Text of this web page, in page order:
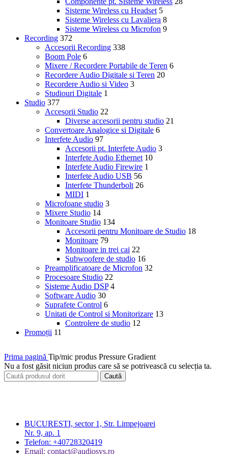
Sisteme Wireless cu Headset 5
Sisteme Wireless cu Lavaliera 8
Sisteme Wireless cu Microfon 9
Recording 372
Accesorii Recording 338
Boom Pole 6
Mixere / Recordere Portabile de Teren 6
Recordere Audio Digitale si Teren 20
Recordere Audio si Video 3
Studiouri Digitale 1
Studio 377
Accesorii Studio 22
Diverse accesorii pentru studio 21
Convertoare Analogice si Digitale 6
Interfete Audio 97
Accesorii pt. Interfete Audio 3
Interfete Audio Ethernet 10
Interfete Audio Firewire 1
Interfete Audio USB 56
Interfete Thunderbolt 26
MIDI 1
Microfoane studio 3
Mixere Studio 14
Monitoare Studio 134
Accesorii pentru Monitoare de Studio 18
Monitoare 79
Monitoare in trei cai 22
Subwoofere de studio 16
Preamplificatoare de Microfon 32
Procesoare Studio 22
Sisteme Audio DSP 4
Software Audio 30
Suprafete Control 6
Unitati de Control si Monitorizare 13
Controlere de studio 12
Promoții 11
Prima pagină Tip/mic produs Pressure Gradient
Nu a fost găsit niciun produs care să se potrivească cu selecția ta.
Caută
BUCURESTI, sector 1, Str. Limpejoarei
Nr. 9, ap. 1
Telefon: +40728320419
Email: contact@audiosys.ro